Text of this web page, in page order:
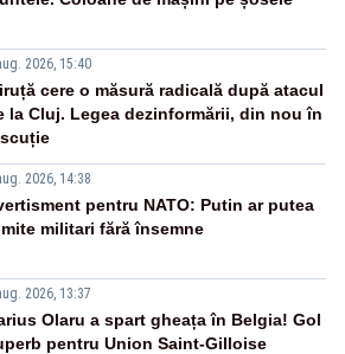
2026, 15:40
cere o măsură radicală după atacul
la Cluj. Legea dezinformării, din nou în
2026, 14:38
pentru NATO: Putin ar putea
militari fără însemne
2026, 13:37
Olaru a spart gheața în Belgia! Gol
pentru Union Saint-Gilloise